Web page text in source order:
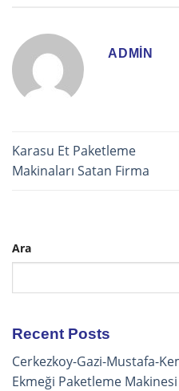
ADMIN
Karasu Et Paketleme
Makinaları Satan Firma
Ara
Recent Posts
Cerkezkoy-Gazi-Mustafa-
Ekmeği Paketleme Makinesi